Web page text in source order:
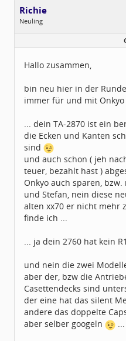
Richie
Neuling
Dabei seit:
01 / 2021
Hallo zusammen,
bin neu hier in der Runde
immer für und mit
... dein TA-2870 ist ein
die Ecken und Kanten
sind
und auch schon ( jeh
teuer, bezahlt hast )
Onkyo auch sparen,
und Stefan, nein diese
alten xx70 er nicht mehr
finde ich ...
... ja dein 2760 hat kein
und nein die zwei
aber der, bzw die
Casettendecks sind
der eine hat das silent
andere das doppelte
aber selber googeln
...